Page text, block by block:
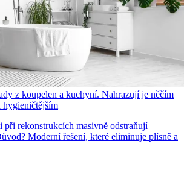
z koupelen a kuchyní. Nahrazují je něčím
hygieničtějším
při rekonstrukcích masivně odstraňují
Moderní řešení, které eliminuje plísně a